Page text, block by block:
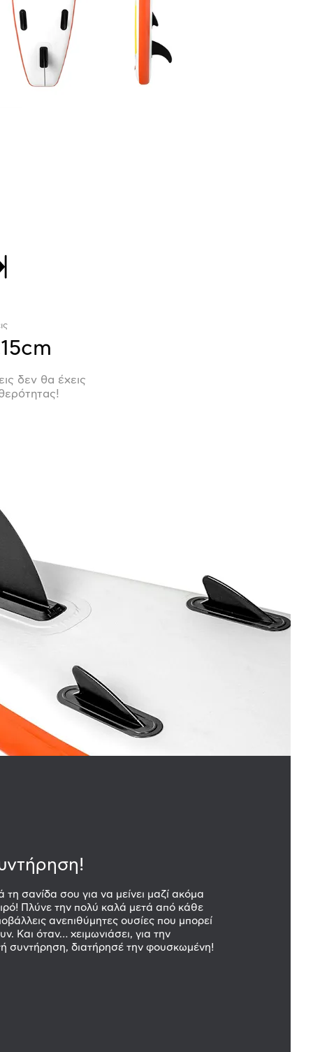
δεν θα έχεις
σανίδα σου για να μείνει μαζί ακόμα
Πλύνε την πολύ καλά μετά από κάθε
ανεπιθύμητες ουσίες που μπορεί
Και όταν… χειμωνιάσει, για την
συντήρηση, διατήρησέ την φουσκωμένη!